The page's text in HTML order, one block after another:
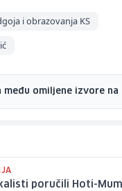
i obrazovanja KS
među omiljene izvore na
poručili Hoti-